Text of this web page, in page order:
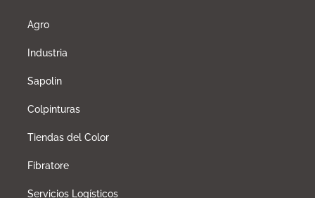
Agro
Industria
Sapolin
Colpinturas
Tiendas del Color
Fibratore
Servicios Logísticos